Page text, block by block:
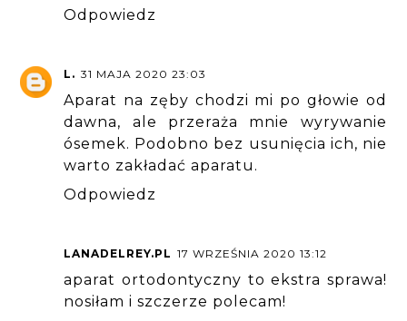
Odpowiedz
L. 31 MAJA 2020 23:03
Aparat na zęby chodzi mi po głowie od
dawna, ale przeraża mnie wyrywanie
ósemek. Podobno bez usunięcia ich, nie
warto zakładać aparatu.
Odpowiedz
LANADELREY.PL 17 WRZEŚNIA 2020 13:12
aparat ortodontyczny to ekstra sprawa!
nosiłam i szczerze polecam!